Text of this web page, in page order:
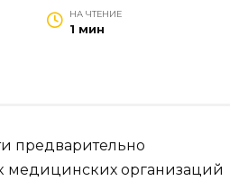
НА ЧТЕНИЕ
1 мин
предварительно
медицинских организаций